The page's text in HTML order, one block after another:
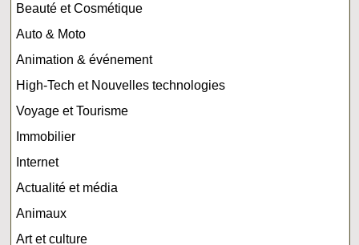
Beauté et Cosmétique
Auto & Moto
Animation & événement
High-Tech et Nouvelles technologies
Voyage et Tourisme
Immobilier
Internet
Actualité et média
Animaux
Art et culture